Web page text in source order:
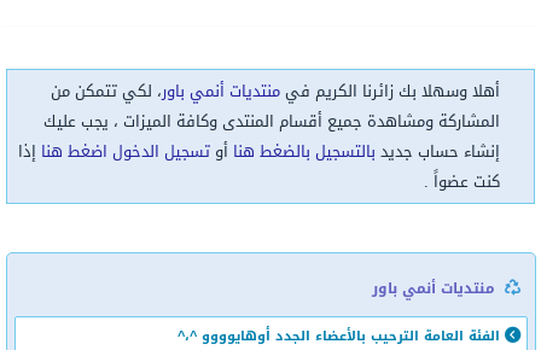
أهلا وسهلا بك زائرنا الكريم فيمنتديات أنمي باور، لكي تتمكن من
المشاركة ومشاهدة جميع أقسام المنتدى وكافة الميزات ، يجب عليك
إنشاء حساب جديد بالتسجيل بالضغط هنا أوتسجيل الدخول اضغط هنا إذا
كنت عضواً .
منتديات أنمي باور
الفئة العامة الترحيب بالأعضاء الجدد أوهايوووو ^،^